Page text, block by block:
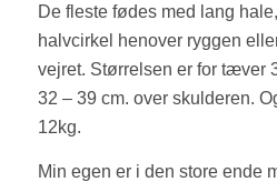
De fleste fødes med lang
halvcirkel henover ryggen
vejret. Størrelsen er for tæver
32 – 39 cm. over skulderen.
12kg.
Min egen er i den store ende